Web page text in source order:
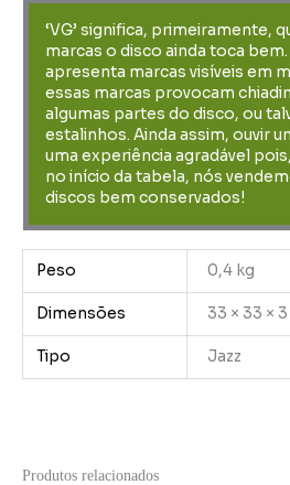
‘VG’ significa, primeiramente,
marcas o disco ainda toca bem.
apresenta marcas visíveis em
essas marcas provocam
algumas partes do disco, ou
estalinhos. Ainda assim, ouvir
uma experiência agradável
no início da tabela, nós
discos bem conservados!
Peso 0,4 kg
Dimensões 33 × 33 ×
Tipo Jazz
Produtos relacionados